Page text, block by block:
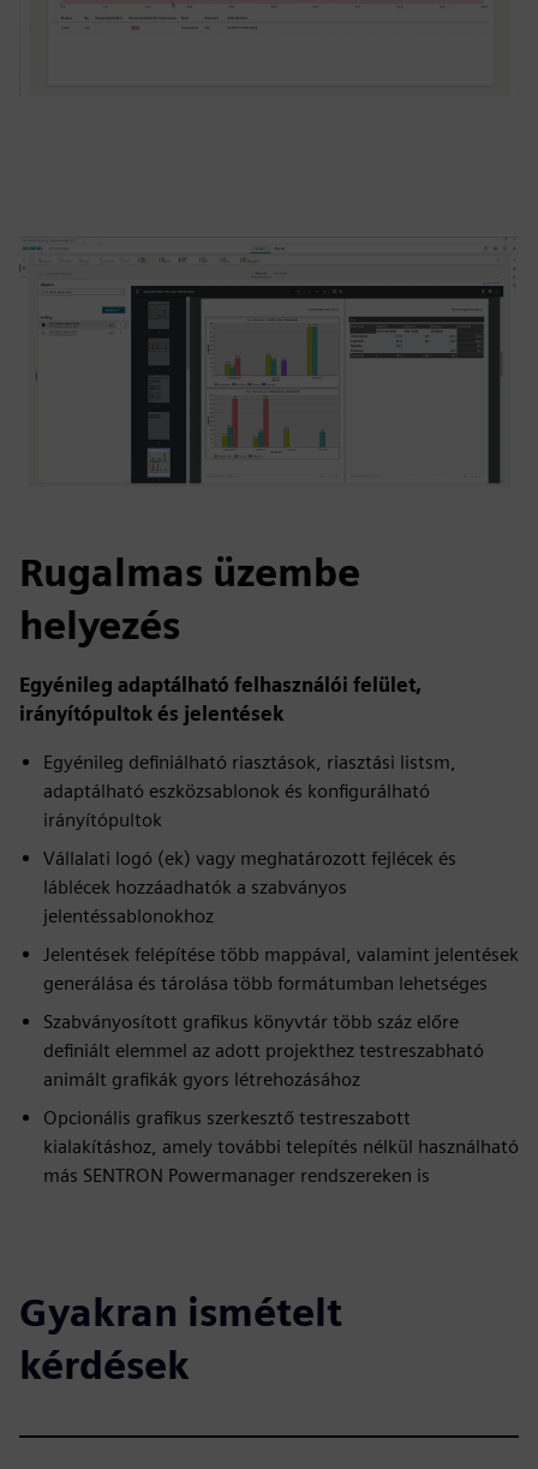
Rugalmas üzembe
helyezés
Egyénileg adaptálható felhasználói felület,
irányítópultok és jelentések
Egyénileg definiálható riasztások, riasztási listsm,
adaptálható eszközsablonok és konfigurálható
irányítópultok
Vállalati logó (ek) vagy meghatározott fejlécek és
láblécek hozzáadhatók a szabványos
jelentéssablonokhoz
Jelentések felépítése több mappával, valamint jelentések
generálása és tárolása több formátumban lehetséges
Szabványosított grafikus könyvtár több száz előre
definiált elemmel az adott projekthez testreszabható
animált grafikák gyors létrehozásához
Opcionális grafikus szerkesztő testreszabott
kialakításhoz, amely további telepítés nélkül használható
más SENTRON Powermanager rendszereken is
Gyakran ismételt
kérdések